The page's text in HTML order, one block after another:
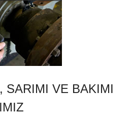
SARIMI VE BAKIMI